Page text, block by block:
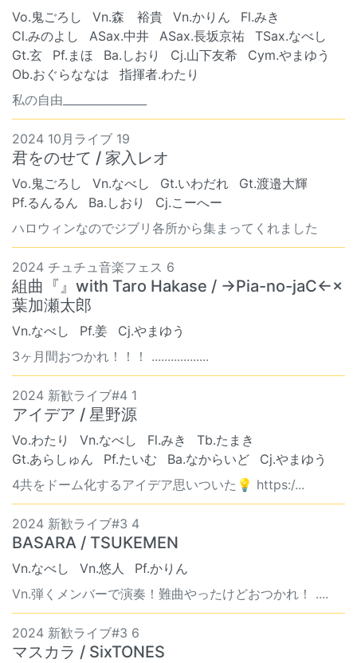
Vo.鬼ごろし Vn.森 裕貴 Vn.かりん
Fl.みき
Cl.みのよし
ASax.中井 ASax.長坂京祐
TSax.なべし
Gt.玄
Pf.まほ Ba.しおり Cj.山下友希
Cym.やまゆう
Ob.おぐらななは
指揮者.わたり
私の自由_______________
2024 10月ライブ 19
君をのせて / 家入レオ
Vo.鬼ごろし Vn.なべし Gt.いわだれ
Gt.渡邉大輝
Pf.るんるん
Ba.しおり
Cj.こーへー
ハロウィンなのでジブリ各所から集まってくれました
2024 チュチュ音楽フェス 6
組曲『』with Taro Hakase / →Pia-no-jaC←×
葉加瀬太郎
Vn.なべし Pf.姜
Cj.やまゆう
3ヶ月間おつかれ！！！ ..................
2024 新歓ライブ#4 1
アイデア / 星野源
Vo.わたり Vn.なべし Fl.みき
Tb.たまき
Gt.あらしゅん
Pf.たいむ Ba.なからいど
Cj.やまゆう
4共をドーム化するアイデア思いついた💡 https:/...
2024 新歓ライブ#3 4
BASARA / TSUKEMEN
Vn.なべし Vn.悠人
Pf.かりん
Vn.弾くメンバーで演奏！難曲やったけどおつかれ！ ....
2024 新歓ライブ#3 6
マスカラ / SixTONES